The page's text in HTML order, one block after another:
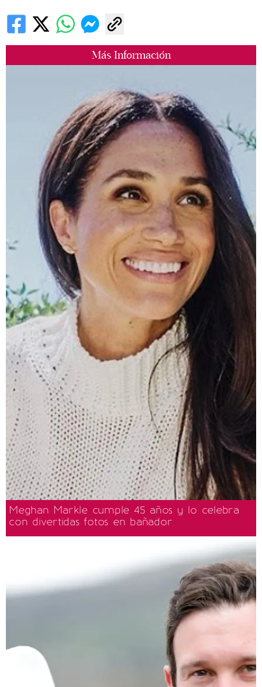
Más Información
Meghan Markle cumple 45 años y lo celebra
con divertidas fotos en bañador